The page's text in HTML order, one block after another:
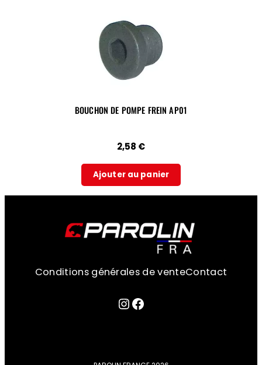
BOUCHON DE POMPE FREIN AP01
2,58 €
Ajouter au panier
Conditions générales de venteContact
Lien sur la page instagram
Facebook